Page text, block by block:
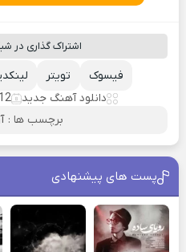
اشتراک گذاری در
تویتر
فیسوک
دانلود آهنگ جدید
12 دسامبر 2022
برچسب ها :
پست های پیشنهادی